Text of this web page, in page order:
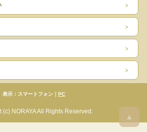
表示：スマートフォン｜ PC
(c) NORAYA All Rights Reserved.
▲